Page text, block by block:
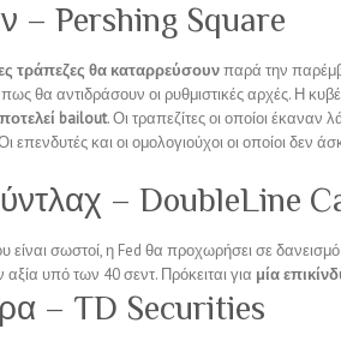
– Pershing Square
τράπεζες θα καταρρεύσουνπαρά την
θα αντιδράσουν οι ρυθμιστικές αρχές. Η
bailout. Οι τραπεζίτες οι οποίοι έκαναν
επενδυτές και οι ομολογιούχοι οι οποίοι δεν
– DoubleLine
είναι σωστοί, η Fed θα προχωρήσει σε
αξία υπό των 40 σεντ. Πρόκειται για μία
– TD Securities